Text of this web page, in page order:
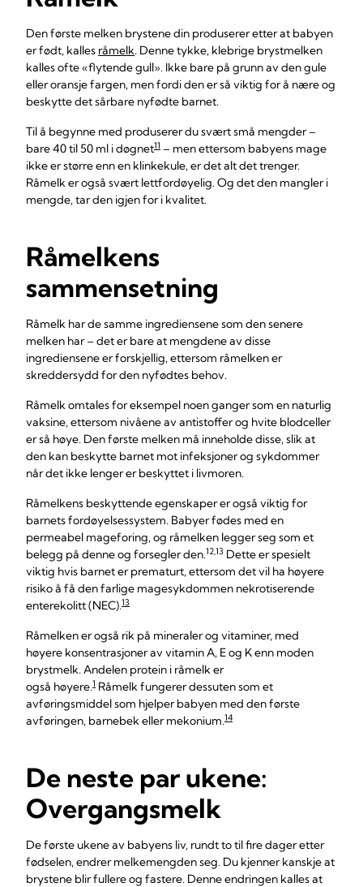
Den første melken brystene din produserer etter at babyen
er født, kalles råmelk. Denne tykke, klebrige brystmelken
kalles ofte «flytende gull». Ikke bare på grunn av den gule
eller oransje fargen, men fordi den er så viktig for å nære og
beskytte det sårbare nyfødte barnet.
Til å begynne med produserer du svært små mengder –
bare 40 til 50 ml i døgnet11 – men ettersom babyens mage
ikke er større enn en klinkekule, er det alt det trenger.
Råmelk er også svært lettfordøyelig. Og det den mangler i
mengde, tar den igjen for i kvalitet.
Råmelkens
sammensetning
Råmelk har de samme ingrediensene som den senere
melken har – det er bare at mengdene av disse
ingrediensene er forskjellig, ettersom råmelken er
skreddersydd for den nyfødtes behov.
Råmelk omtales for eksempel noen ganger som en naturlig
vaksine, ettersom nivåene av antistoffer og hvite blodceller
er så høye. Den første melken må inneholde disse, slik at
den kan beskytte barnet mot infeksjoner og sykdommer
når det ikke lenger er beskyttet i livmoren.
Råmelkens beskyttende egenskaper er også viktig for
barnets fordøyelsessystem. Babyer fødes med en
permeabel mageforing, og råmelken legger seg som et
belegg på denne og forsegler den.12,13 Dette er spesielt
viktig hvis barnet er prematurt, ettersom det vil ha høyere
risiko å få den farlige magesykdommen nekrotiserende
enterekolitt (NEC).13
Råmelken er også rik på mineraler og vitaminer, med
høyere konsentrasjoner av vitamin A, E og K enn moden
brystmelk. Andelen protein i råmelk er
også høyere.1 Råmelk fungerer dessuten som et
avføringsmiddel som hjelper babyen med den første
avføringen, barnebek eller mekonium.14
De neste par ukene:
Overgangsmelk
De første ukene av babyens liv, rundt to til fire dager etter
fødselen, endrer melkemengden seg. Du kjenner kanskje at
brystene blir fullere og fastere. Denne endringen kalles at